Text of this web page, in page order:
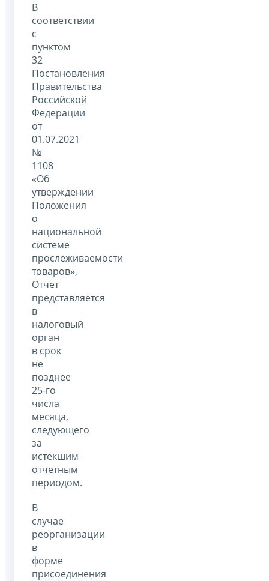
В
соответствии
с
пунктом
32
Постановления
Правительства
Российской
Федерации
от
01.07.2021
№
1108
«Об
утверждении
Положения
о
национальной
системе
прослеживаемости
товаров»,
Отчет
представляется
в
налоговый
орган
в срок
не
позднее
25-го
числа
месяца,
следующего
за
истекшим
отчетным
периодом.
В
случае
реорганизации
в
форме
присоединения